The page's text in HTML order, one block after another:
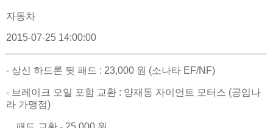
자동차
2015-07-25 14:00:00
- 상신 하드론 뒷 패드 : 23,000 원 (소나타 EF/NF)
- 브레이크 오일 포함 교환 : 양재동 자이언트 모터스 (공임나
라 가맹점)